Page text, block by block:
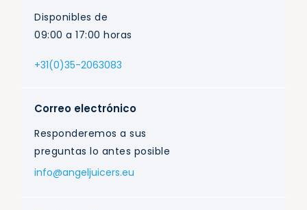
Disponibles de
09:00 a 17:00 horas
+31(0)35-2063083
Correo electrónico
Responderemos a sus
preguntas lo antes posible
info@angeljuicers.eu